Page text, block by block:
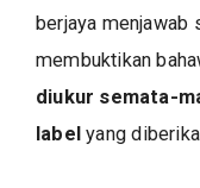
berjaya menjawab
membuktikan
diukur semata-
label yang